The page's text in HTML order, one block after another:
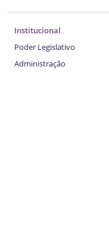
Institucional
Poder Legislativo
Administração